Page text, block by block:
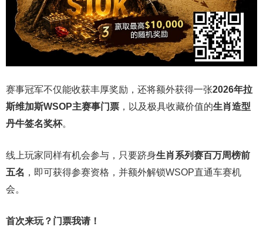
赛事冠军不仅能收获丰厚奖励，还将额外获得一张2026年拉
斯维加斯WSOP主赛事门票 ，以及极具收藏价值的生肖造型
丹牛签名奖杯。
线上玩家同样有机会参与，只要跻身生肖系列赛百万周榜前
五名 ，即可获得参赛资格，并额外解锁WSOP直通车赛机
会。
首次来玩？门票我请！